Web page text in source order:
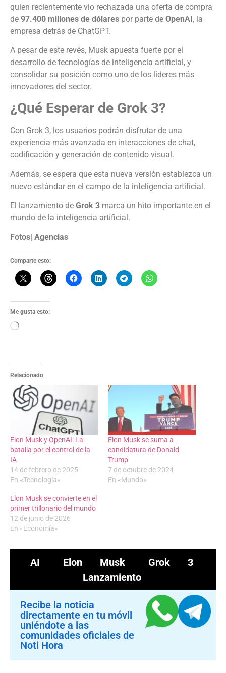
quien recientemente vio rechazada una oferta de compra
de 97.400 millones de dólares por parte de OpenAI, la
empresa detrás de ChatGPT.
A pesar de este revés, Musk apuesta fuerte por el
desarrollo de tecnologías de inteligencia artificial, y
consolidar su posición como uno de los líderes más
innovadores del sector.
¿Qué Esperar de Grok 3?
Con Grok 3, los usuarios podrán disfrutar de una
experiencia más avanzada en interacciones de chat,
codificación y generación de contenido visual.
Además, se espera que esta nueva versión establezca un
nuevo estándar en el campo de la inteligencia artificial.
El lanzamiento de Grok 3 marca un hito importante en el
mundo de la inteligencia artificial.
Fotos| Agencias
Comparte esto:
Me gusta esto:
Relacionado
Elon Musk y OpenAI: La
batalla por el control de la
IA
14 de febrero de 2025
En «Tecnología»
Elon Musk se suma a
candidatura de Donald
Trump
7 de octubre de 2024
En «Mundo»
Elon Musk se convierte en el
primer trillonario del mundo
12 de junio de 2026
En «Economía»
AI Elon Musk
Grok 3
Lanzamiento
Recibe la noticia
directamente en tu móvil
uniéndote a las
comunidades oficiales de
Noti Hora